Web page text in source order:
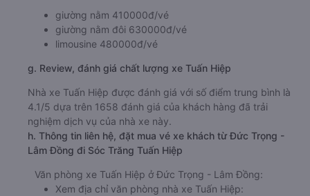
giường nằm 410000đ/vé
giường nằm đôi 630000đ/vé
limousine 480000đ/vé
g. Review, đánh giá chất lượng xe Tuấn Hiệp
Nhà xe Tuấn Hiệp được đánh giá với số điểm trung bình là
4.1/5 dựa trên 1658 đánh giá của khách hàng đã trải
nghiệm dịch vụ của nhà xe này.
h. Thông tin liên hệ, đặt mua vé xe khách từ Đức Trọng -
Lâm Đồng đi Sóc Trăng Tuấn Hiệp
Văn phòng xe Tuấn Hiệp ở Đức Trọng - Lâm Đồng:
Xem địa chỉ văn phòng nhà xe Tuấn Hiệp: